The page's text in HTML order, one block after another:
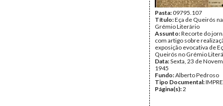
Pasta:09795.107
Título:Eça de Queirós
Grémio Literário
Assunto:Recorte do
com artigo sobre
exposição evocativa de
Queirós no Grémio
Data:Sexta, 23 de
1945
Fundo:Alberto Pedroso
Tipo Documental:
Página(s):2